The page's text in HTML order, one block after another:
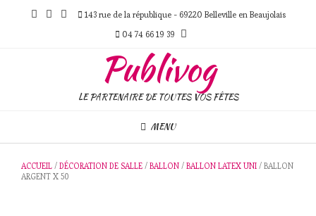
143 rue de la république - 69220 Belleville en Beaujolais
04 74 66 19 39
Publivog
LE PARTENAIRE DE TOUTES VOS FÊTES
MENU
ACCUEIL / DÉCORATION DE SALLE / BALLON / BALLON LATEX UNI / BALLON
ARGENT X 50